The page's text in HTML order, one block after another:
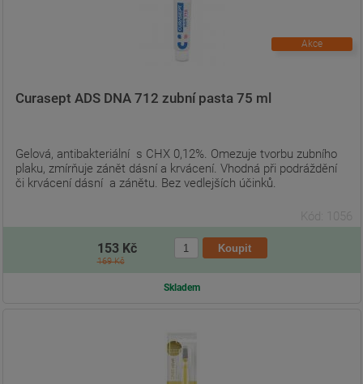
Akce
Curasept ADS DNA 712 zubní pasta 75 ml
Gelová, antibakteriální s CHX 0,12%. Omezuje tvorbu zubního
plaku, zmírňuje zánět dásní a krvácení. Vhodná při podráždění
či krvácení dásní a zánětu. Bez vedlejších účinků.
Kód: 1056
153 Kč
169 Kč
Skladem